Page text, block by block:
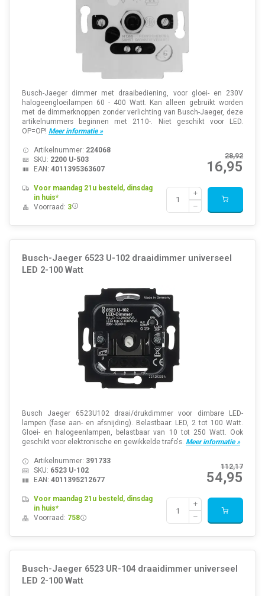
Busch-Jaeger dimmer met draaibediening, voor gloei- en 230V
halogeengloeilampen 60 - 400 Watt. Kan alleen gebruikt worden
met de dimmerknoppen zonder verlichting van Busch-Jaeger, deze
artikelnummers beginnen met 2110-. Niet geschikt voor LED.
OP=OP! Meer informatie »
28,92
16,95
Artikelnummer: 224068
SKU: 2200 U-503
EAN: 4011395363607
Voor maandag 21u besteld, dinsdag
in huis*
Voorraad: 3
Busch-Jaeger 6523 U-102 draaidimmer universeel
LED 2-100 Watt
Busch Jaeger 6523U102 draai/drukdimmer voor dimbare LED-
lampen (fase aan- en afsnijding). Belastbaar: LED, 2 tot 100 Watt.
Gloei- en halogeenlampen, belastbaar van 10 tot 250 Watt. Ook
geschikt voor elektronische en gewikkelde trafo's. Meer informatie »
112,17
54,95
Artikelnummer: 391733
SKU: 6523 U-102
EAN: 4011395212677
Voor maandag 21u besteld, dinsdag
in huis*
Voorraad: 758
Busch-Jaeger 6523 UR-104 draaidimmer universeel
LED 2-100 Watt